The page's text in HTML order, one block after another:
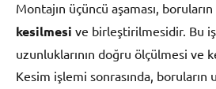
Montajın üçüncü aşaması, boruların
kesilmesi ve birleştirilmesidir. Bu
uzunluklarının doğru ölçülmesi ve
Kesim işlemi sonrasında, boruların